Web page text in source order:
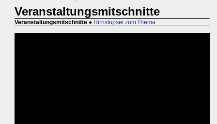
Veranstaltungsmitschnitte
Veranstaltungsmitschnitte ● Hirnstupser zum Thema